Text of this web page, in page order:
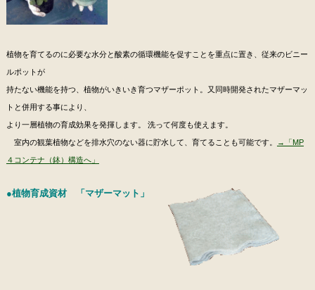
植物を育てるのに必要な水分と酸素の循環機能を促すことを重点に置き、従来のビニー
ルポットが
持たない機能を持つ、植物がいきいき育つマザーポット。又同時開発されたマザーマッ
トと併用する事により、
より一層植物の育成効果を発揮します。 洗って何度も使えます。
室内の観葉植物などを排水穴のない器に貯水して、育てることも可能です。 →「MP
４コンテナ（鉢）構造へ」
●植物育成資材 「マザーマット」